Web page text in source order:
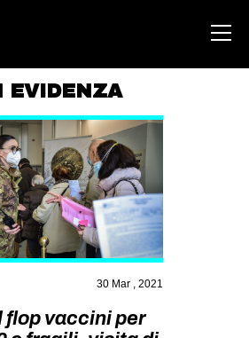
ABOUT
AREA
FREESTYLE
CSOA LAMBRETTA
MSM
EVIDENZA
30 Mar , 2021
flop vaccini per